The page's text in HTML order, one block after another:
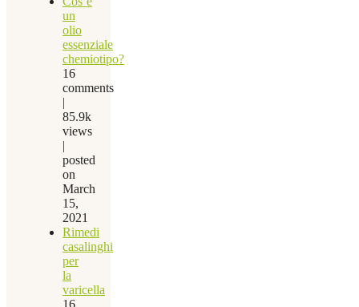
un
olio
essenziale
chemiotipo?
16
comments
|
85.9k
views
|
posted
on
March
15,
2021
Rimedi
casalinghi
per
la
varicella
16